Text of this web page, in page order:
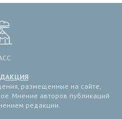
размещенные на сайте,
Мнение авторов публикаций
редакции.